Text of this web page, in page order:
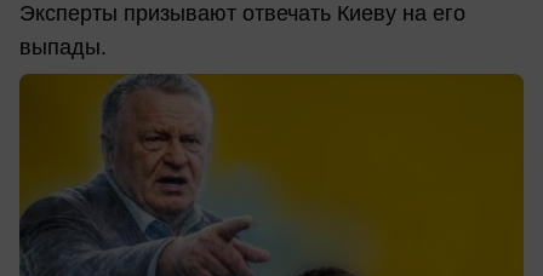
Эксперты призывают отвечать Киеву на его
выпады.